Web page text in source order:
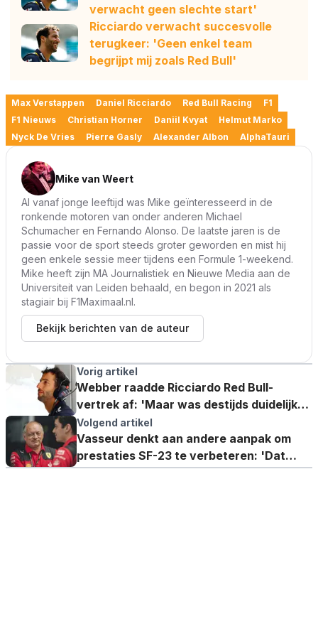
verwacht geen slechte start'
Ricciardo verwacht succesvolle
terugkeer: 'Geen enkel team
begrijpt mij zoals Red Bull'
Max Verstappen Daniel Ricciardo Red Bull Racing
F1
F1 Nieuws
Christian Horner Daniil Kvyat
Helmut Marko
Nyck De Vries
Pierre Gasly Alexander Albon AlphaTauri
Mike van Weert
Al vanaf jonge leeftijd was Mike geïnteresseerd in de
ronkende motoren van onder anderen Michael
Schumacher en Fernando Alonso. De laatste jaren is de
passie voor de sport steeds groter geworden en mist hij
geen enkele sessie meer tijdens een Formule 1-weekend.
Mike heeft zijn MA Journalistiek en Nieuwe Media aan de
Universiteit van Leiden behaald, en begon in 2021 als
stagiair bij F1Maximaal.nl.
Bekijk berichten van de auteur
Vorig artikel
Webber raadde Ricciardo Red Bull-
vertrek af: 'Maar was destijds duidelijk
dat hij naar Renault wilde'
Volgend artikel
Vasseur denkt aan andere aanpak om
prestaties SF-23 te verbeteren: 'Dat
moet centraler staan'